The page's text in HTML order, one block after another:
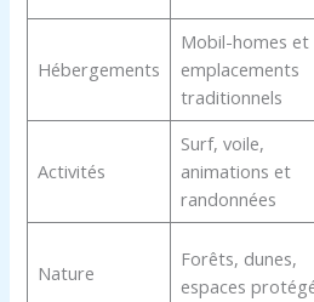
Hébergements
Mobil-homes et
emplacements
traditionnels
Activités
Surf, voile,
animations et
randonnées
Nature
Forêts, dunes,
espaces